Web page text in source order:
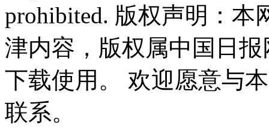
prohibited. 版权声明：
津内容，版权属中国日
下载使用。 欢迎愿意与
联系。